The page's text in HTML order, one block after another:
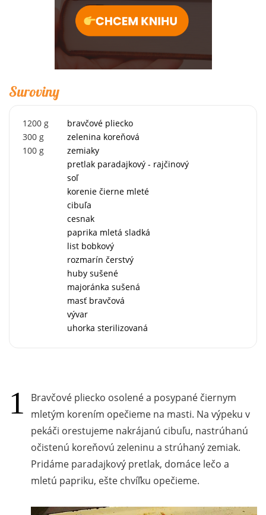
Suroviny
1200 g
bravčové pliecko
300 g
zelenina koreňová
100 g
zemiaky
pretlak paradajkový - rajčinový
soľ
korenie čierne mleté
cibuľa
cesnak
paprika mletá sladká
list bobkový
rozmarín čerstvý
huby sušené
majoránka sušená
masť bravčová
vývar
uhorka sterilizovaná
Bravčové pliecko osolené a posypané čiernym
mletým korením opečieme na masti. Na výpeku v
pekáči orestujeme nakrájanú cibuľu, nastrúhanú
očistenú koreňovú zeleninu a strúhaný zemiak.
Pridáme paradajkový pretlak, domáce lečo a
mletú papriku, ešte chvíľku opečieme.